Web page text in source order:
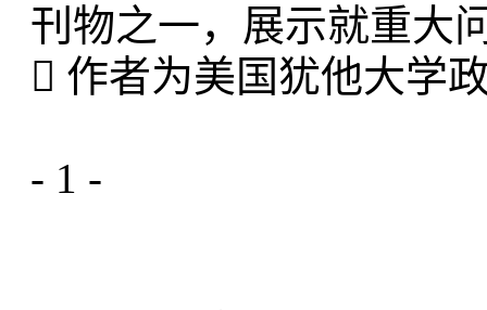
刊物之一，展示就重大
 作者为美国犹他大学
- 1 -